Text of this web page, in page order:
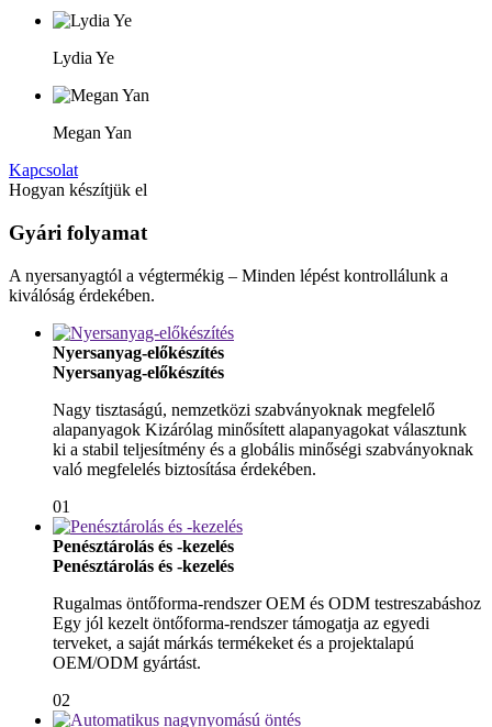
Lydia Ye
Megan Yan
Kapcsolat
Hogyan készítjük el
Gyári folyamat
A nyersanyagtól a végtermékig – Minden lépést kontrollálunk a
kiválóság érdekében.
Nyersanyag-előkészítés
Nyersanyag-előkészítés
Nagy tisztaságú, nemzetközi szabványoknak megfelelő
alapanyagok Kizárólag minősített alapanyagokat választunk
ki a stabil teljesítmény és a globális minőségi szabványoknak
való megfelelés biztosítása érdekében.
01
Penésztárolás és -kezelés
Penésztárolás és -kezelés
Rugalmas öntőforma-rendszer OEM és ODM testreszabáshoz
Egy jól kezelt öntőforma-rendszer támogatja az egyedi
terveket, a saját márkás termékeket és a projektalapú
OEM/ODM gyártást.
02